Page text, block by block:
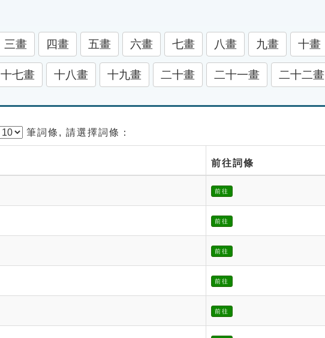
三畫 四畫 五畫 六畫 七畫 八畫 九畫 十畫
十七畫 十八畫 十九畫 二十畫 二十一畫 二十二畫
筆詞條, 請選擇詞條：
前往詞條
前往
前往
前往
前往
前往